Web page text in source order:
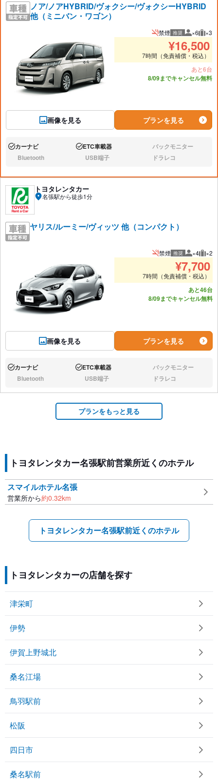
ノア/ノアHYBRID/ヴォクシー/ヴォクシーHYBRID
他（ミニバン・ワゴン）
画像を見る
禁煙 推奨 推奨人数
×6 推奨
×3
¥16,500
7時間（免責補償・税込）
あと6台
8/09までキャンセル無料
プランを見る
あり:カーナビ あり:ETC車載器 なし:バックモニター
なし:Bluetooth なし:USB端子 なし:ドラレコ
トヨタレンタカー
名張駅から徒歩1分
ヤリス/ルーミー/ヴィッツ 他（コンパクト）
画像を見る
禁煙 推奨 推奨人数
×4 推
×2
¥7,700
7時間（免責補償・税込）
あと46台
8/09までキャンセル無料
プランを見る
あり:カーナビ あり:ETC車載器 なし:バックモニター
なし:Bluetooth なし:USB端子 なし:ドラレコ
プランをもっと見る
トヨタレンタカー名張駅前営業所近くのホテル
スマイルホテル名張
営業所から約0.32km
トヨタレンタカー名張駅前近くのホテル
トヨタレンタカーの店舗を探す
津栄町
伊勢
伊賀上野城北
桑名江場
鳥羽駅前
松阪
四日市
桑名駅前